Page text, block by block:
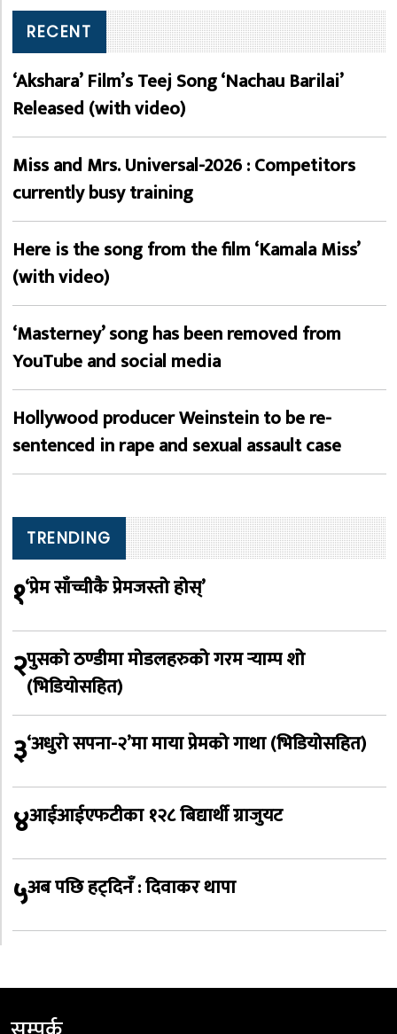
RECENT
‘Akshara’ Film’s Teej Song ‘Nachau Barilai’
Released (with video)
Miss and Mrs. Universal-2026 : Competitors
currently busy training
Here is the song from the film ‘Kamala Miss’
(with video)
‘Masterney’ song has been removed from
YouTube and social media
Hollywood producer Weinstein to be re-
sentenced in rape and sexual assault case
TRENDING
१‘प्रेम साँच्चीकै प्रेमजस्तो होस्’
२पुसको ठण्डीमा मोडलहरुको गरम र्‍याम्प शो
(भिडियोसहित)
३‘अधुरो सपना-२’मा माया प्रेमको गाथा (भिडियोसहित)
४आईआईएफटीका १२८ बिद्यार्थी ग्राजुयट
५अब पछि हट्दिनँ : दिवाकर थापा